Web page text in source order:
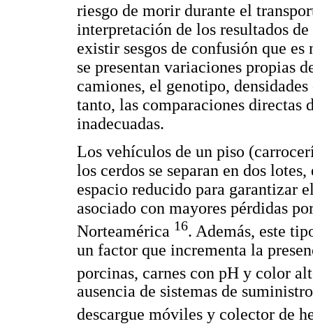
riesgo de morir durante el
interpretación de los resultados
existir sesgos de confusión que
se presentan variaciones propias
camiones, el genotipo,
tanto, las comparaciones directas
inadecuadas.
Los vehículos de un piso
los cerdos se separan en dos
espacio reducido para garantizar
asociado con mayores pérdidas
Norteamérica 16. Además, este
un factor que incrementa la
porcinas, carnes con pH y color
ausencia de sistemas de
descargue móviles y colector de